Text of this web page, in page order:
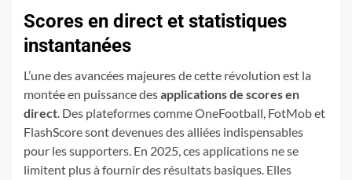
Scores en direct et statistiques
instantanées
L’une des avancées majeures de cette révolution est la
montée en puissance desapplications de scores en
direct. Des plateformes comme OneFootball, FotMob et
FlashScore sont devenues des alliées indispensables
pour les supporters. En 2025, ces applications ne se
limitent plus à fournir des résultats basiques. Elles